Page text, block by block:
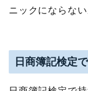
ニックにならな
日商簿記検定